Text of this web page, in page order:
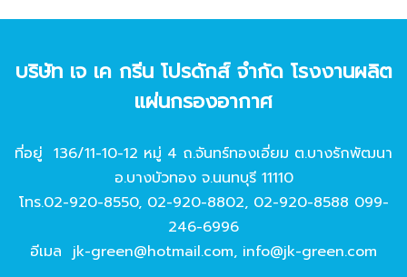
บริษัท เจ เค กรีน โปรดักส์ จํากัด โรงงานผลิต
แผ่นกรองอากาศ
ที่อยู่ 136/11-10-12 หมู่ 4 ถ.จันทร์ทองเอี่ยม ต.บางรักพัฒนา
อ.บางบัวทอง จ.นนทบุรี 11110
โทร.02-920-8550, 02-920-8802, 02-920-8588 099-
246-6996
อีเมล jk-green@hotmail.com, info@jk-green.com